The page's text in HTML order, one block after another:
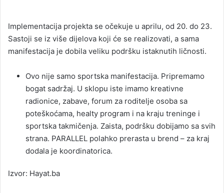
Implementacija projekta se očekuje u aprilu, od 20. do 23.
Sastoji se iz više dijelova koji će se realizovati, a sama
manifestacija je dobila veliku podršku istaknutih ličnosti.
Ovo nije samo sportska manifestacija. Pripremamo
bogat sadržaj. U sklopu iste imamo kreativne
radionice, zabave, forum za roditelje osoba sa
poteškoćama, healty program i na kraju treninge i
sportska takmičenja. Zaista, podršku dobijamo sa svih
strana. PARALLEL polahko prerasta u brend – za kraj
dodala je koordinatorica.
Izvor: Hayat.ba